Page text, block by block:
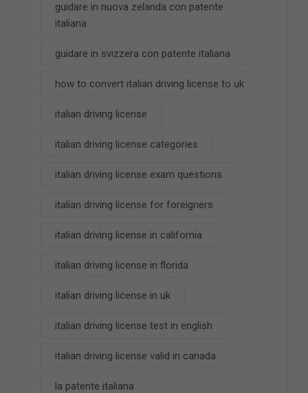
guidare in nuova zelanda con patente
italiana
guidare in svizzera con patente italiana
how to convert italian driving license to uk
italian driving license
italian driving license categories
italian driving license exam questions
italian driving license for foreigners
italian driving license in california
italian driving license in florida
italian driving license in uk
italian driving license test in english
italian driving license valid in canada
la patente italiana